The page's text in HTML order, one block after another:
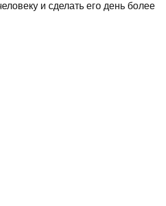
и сделать его день более